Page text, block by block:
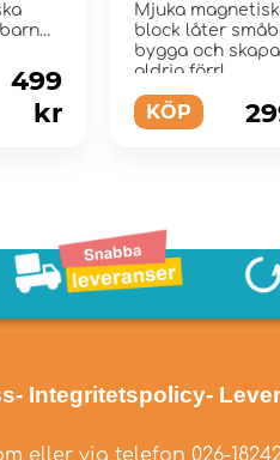
499
kr
Mjuka
block låter
bygga och
aldrig förr!
KÖP
- Integritetspolicy-